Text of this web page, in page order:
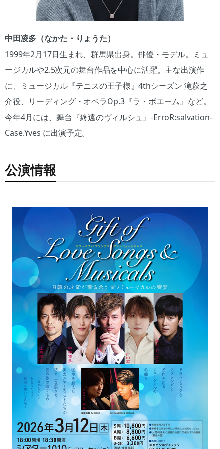
中田凌多（なかた・りょうた）
1999年2月17日生まれ、群馬県出身。俳優・モデル。ミュ
ージカルや2.5次元の舞台作品を中心に活躍。主な出演作
に、ミュージカル『テニスの王子様』4thシーズン 滝萩之
介役、リーディング・オペラOp.3『ラ・ボエーム』など。
今年4月には、舞台『終遠のヴィルシュ』-ErroR:salvation-
Case.Yves に出演予定。
公演情報